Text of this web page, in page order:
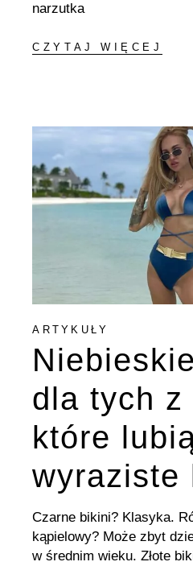
narzutka
CZYTAJ WIĘCEJ
ARTYKUŁY
dla tych z
które
wyraziste
Czarne bikini? Klasyka.
kąpielowy? Może zbyt
w średnim wieku. Złote